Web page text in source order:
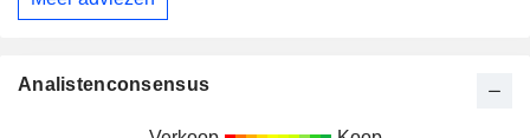
Analistenconsensus